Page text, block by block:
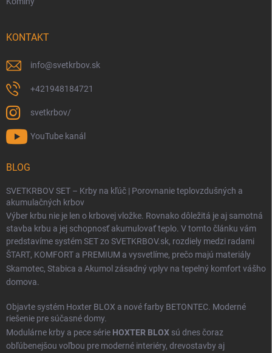
KONTAKT
info@svetkrbov.sk
+421948184721
svetkrbov/
YouTube kanál
BLOG
SVETKRBOV SET – Krby na kľúč | Porovnanie teplovzdušných a
akumulačných krbov
Výber krbu nie je len o krbovej vložke. Rovnako dôležitá je aj samotná
stavba krbu a jej schopnosť akumulovať teplo. V tomto článku vám
predstavíme systém SET zo SVETKRBOV.sk, rozdiely medzi radami
ŠTART, KOMFORT a PREMIUM a vysvetlíme, prečo majú materiály
Skamotec, Stabica a Akumol zásadný vplyv na tepelný komfort vášho
domova.
Objavte systém Hoxter BLOX a nové farby BETONTEC. Moderné
riešenie pre súčasné domy.
Modulárne krby a pece série HOXTER BLOX sú dnes čoraz
obľúbenejšou voľbou pre moderné interiéry, drevostavby aj